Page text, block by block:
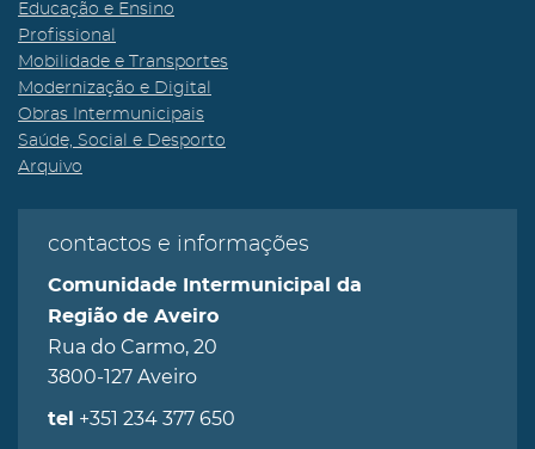
Educação e Ensino
Profissional
Mobilidade e Transportes
Modernização e Digital
Obras Intermunicipais
Saúde, Social e Desporto
Arquivo
contactos e informações
Comunidade Intermunicipal da
Região de Aveiro
Rua do Carmo, 20
3800-127 Aveiro
tel +351 234 377 650